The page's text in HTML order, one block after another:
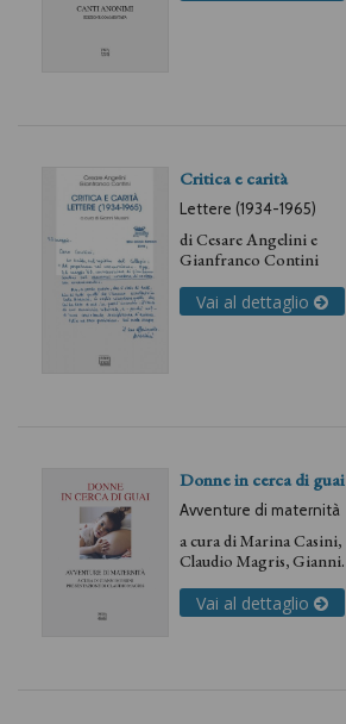
Critica e carità
Lettere (1934-1965)
diCesare Angelinie
Gianfranco Contini
Vai al dettaglio
Donne in cerca di guai
Avventure di maternità
a cura diMarina Casini,
Claudio Magris,Gianni
Vai al dettaglio